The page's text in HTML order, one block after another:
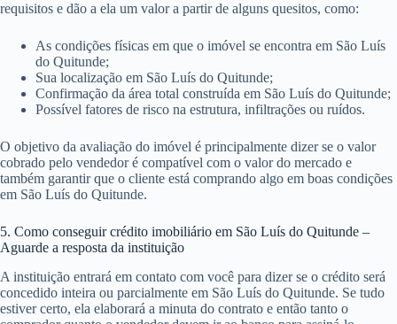
requisitos e dão a ela um valor a partir de alguns quesitos, como:
As condições físicas em que o imóvel se encontra em São Luís
do Quitunde;
Sua localização em São Luís do Quitunde;
Confirmação da área total construída em São Luís do Quitunde;
Possível fatores de risco na estrutura, infiltrações ou ruídos.
O objetivo da avaliação do imóvel é principalmente dizer se o valor
cobrado pelo vendedor é compatível com o valor do mercado e
também garantir que o cliente está comprando algo em boas condições
em São Luís do Quitunde.
5. Como conseguir crédito imobiliário em São Luís do Quitunde –
Aguarde a resposta da instituição
A instituição entrará em contato com você para dizer se o crédito será
concedido inteira ou parcialmente em São Luís do Quitunde. Se tudo
estiver certo, ela elaborará a minuta do contrato e então tanto o